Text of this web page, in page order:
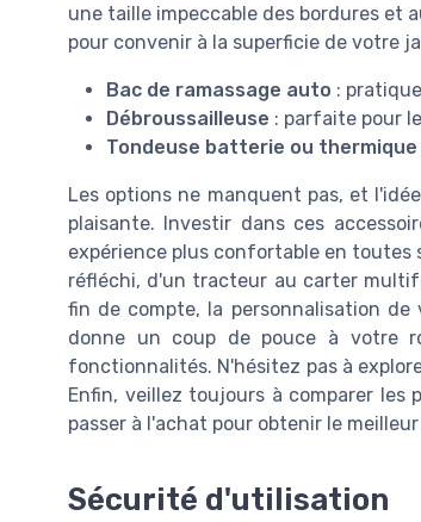
une taille impeccable des bordures et
pour convenir à la superficie de votre
Bac de ramassage auto :
Débroussailleuse : parfaite pour
Tondeuse batterie ou thermique
Les options ne manquent pas, et
plaisante. Investir dans ces
expérience plus confortable en toutes
réfléchi, d'un tracteur au carter
fin de compte, la personnalisation de
donne un coup de pouce à votre
fonctionnalités. N'hésitez pas à
Enfin, veillez toujours à comparer les
passer à l'achat pour obtenir le
Sécurité d'utilisation